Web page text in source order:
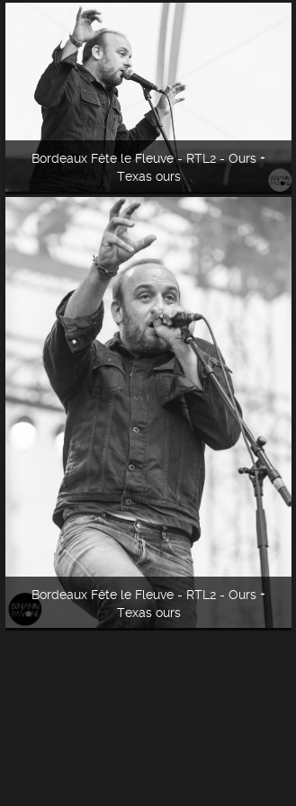
Bordeaux Fête le Fleuve - RTL2 - Ours +
Texas ours
Bordeaux Fête le Fleuve - RTL2 - Ours +
Texas ours